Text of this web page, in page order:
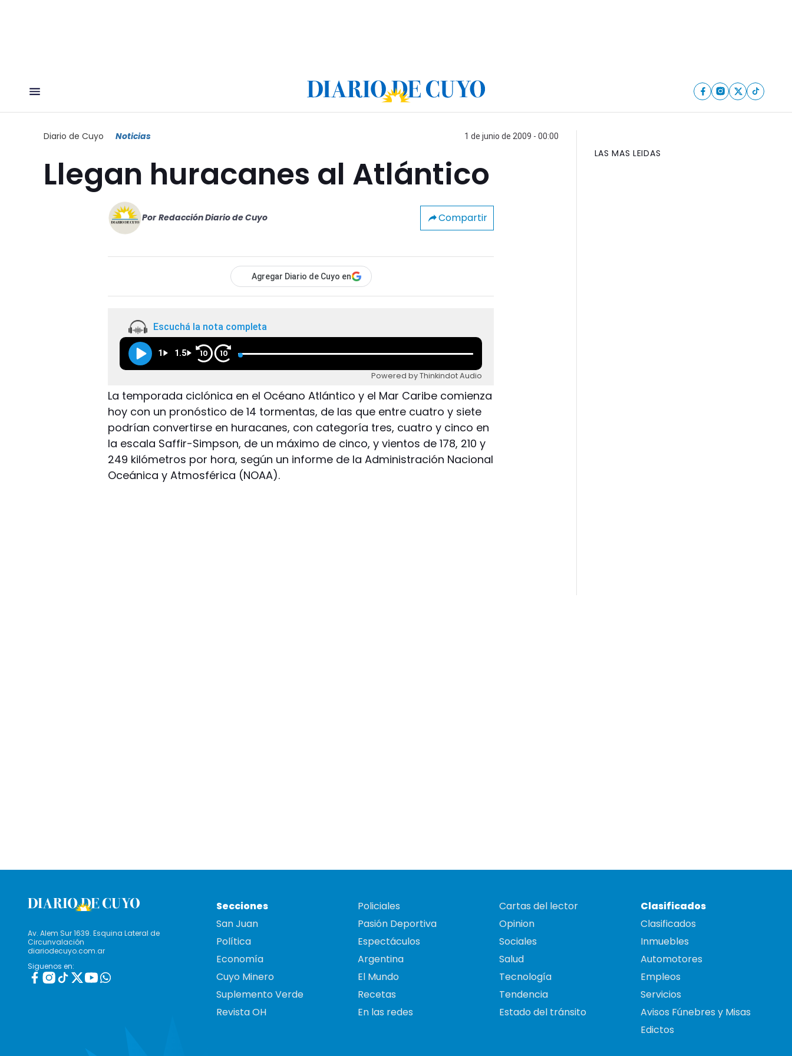
Diario de Cuyo Noticias 1 de junio de 2009 - 00:00
Llegan huracanes al Atlántico
Por Redacción Diario de Cuyo Compartir
Agregar Diario de Cuyo en
Escuchá la nota completa
1 1.5 10 10
Powered by Thinkindot Audio
La temporada ciclónica en el Océano Atlántico y el Mar Caribe comienza
hoy con un pronóstico de 14 tormentas, de las que entre cuatro y siete
podrían convertirse en huracanes, con categoría tres, cuatro y cinco en
la escala Saffir-Simpson, de un máximo de cinco, y vientos de 178, 210 y
249 kilómetros por hora, según un informe de la Administración Nacional
Oceánica y Atmosférica (NOAA).
LAS MAS LEIDAS
Av. Alem Sur 1639. Esquina Lateral de
Circunvalación
diariodecuyo.com.ar
Siguenos en:
Secciones
San Juan
Política
Economía
Cuyo Minero
Suplemento Verde
Revista OH
Policiales
Pasión Deportiva
Espectáculos
Argentina
El Mundo
Recetas
En las redes
Cartas del lector
Opinion
Sociales
Salud
Tecnología
Tendencia
Estado del tránsito
Clasificados
Clasificados
Inmuebles
Automotores
Empleos
Servicios
Avisos Fúnebres y Misas
Edictos